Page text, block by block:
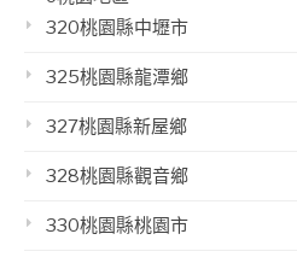
320桃園縣中壢市
325桃園縣龍潭鄉
327桃園縣新屋鄉
328桃園縣觀音鄉
330桃園縣桃園市